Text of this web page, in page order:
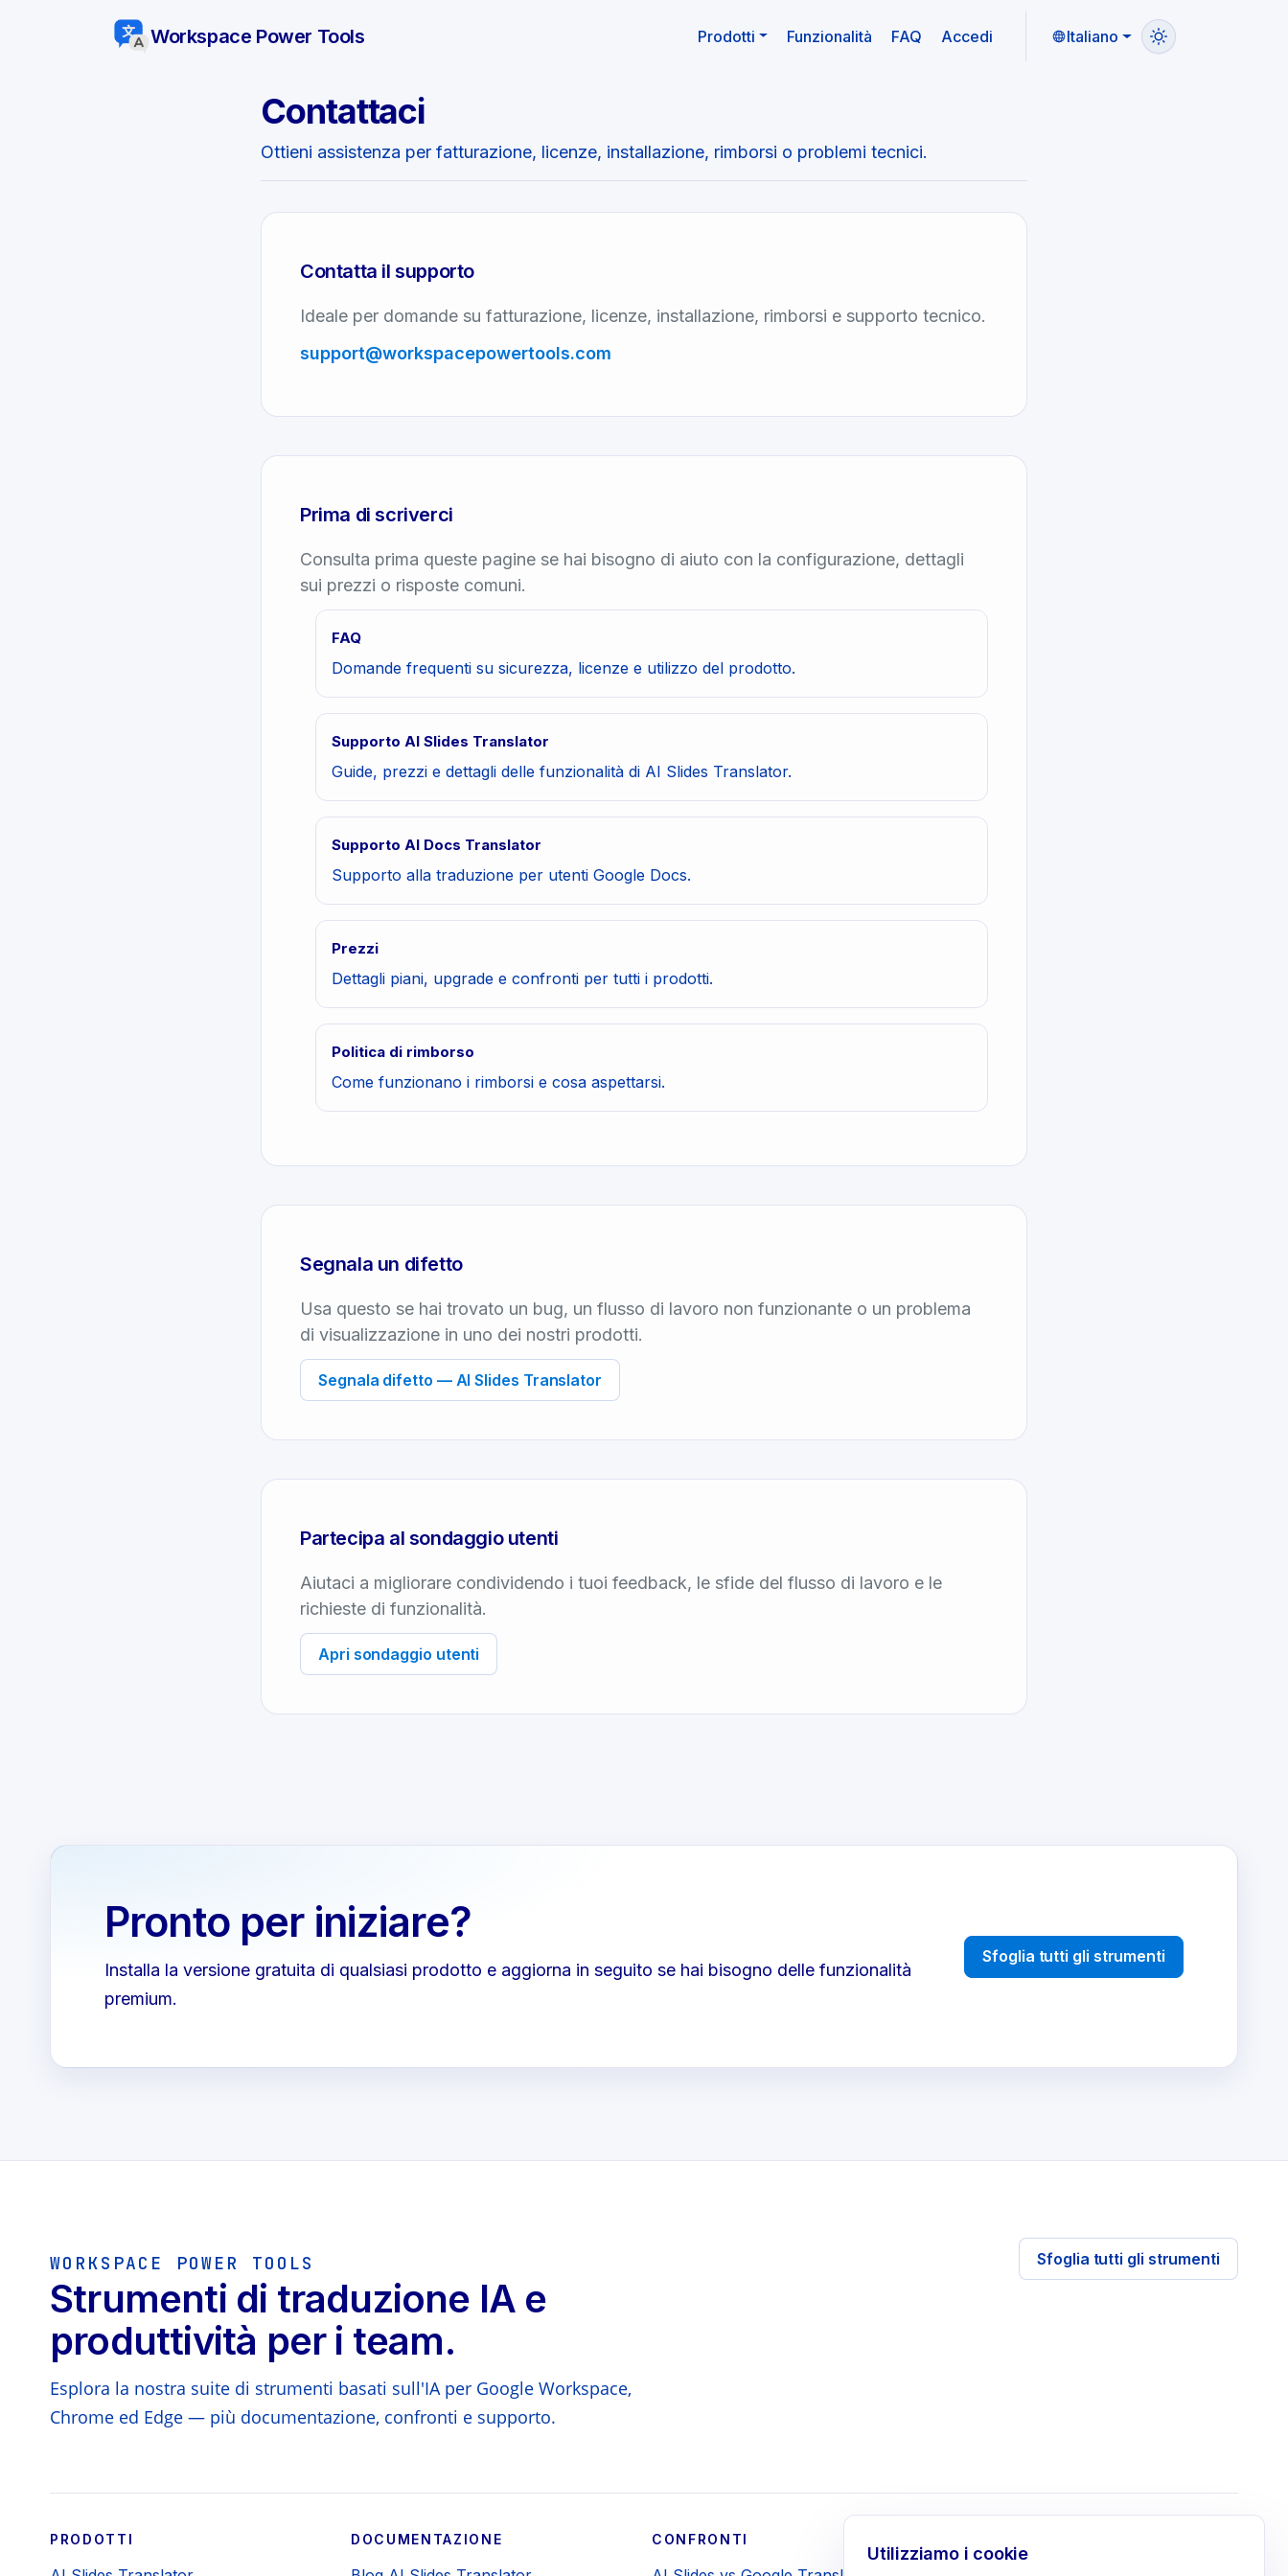
Workspace Power Tools Prodotti Funzionalità FAQ Accedi Italiano
Contattaci
Ottieni assistenza per fatturazione, licenze, installazione, rimborsi o problemi tecnici.
Contatta il supporto
Ideale per domande su fatturazione, licenze, installazione, rimborsi e supporto tecnico.
support@workspacepowertools.com
Prima di scriverci
Consulta prima queste pagine se hai bisogno di aiuto con la configurazione, dettagli
sui prezzi o risposte comuni.
FAQ
Domande frequenti su sicurezza, licenze e utilizzo del prodotto.
Supporto AI Slides Translator
Guide, prezzi e dettagli delle funzionalità di AI Slides Translator.
Supporto AI Docs Translator
Supporto alla traduzione per utenti Google Docs.
Prezzi
Dettagli piani, upgrade e confronti per tutti i prodotti.
Politica di rimborso
Come funzionano i rimborsi e cosa aspettarsi.
Segnala un difetto
Usa questo se hai trovato un bug, un flusso di lavoro non funzionante o un problema
di visualizzazione in uno dei nostri prodotti.
Segnala difetto — AI Slides Translator
Partecipa al sondaggio utenti
Aiutaci a migliorare condividendo i tuoi feedback, le sfide del flusso di lavoro e le
richieste di funzionalità.
Apri sondaggio utenti
Pronto per iniziare?
Installa la versione gratuita di qualsiasi prodotto e aggiorna in seguito se hai bisogno delle funzionalità
premium.
Sfoglia tutti gli strumenti
WORKSPACE POWER TOOLS
Strumenti di traduzione IA e
produttività per i team.
Esplora la nostra suite di strumenti basati sull'IA per Google Workspace,
Chrome ed Edge — più documentazione, confronti e supporto.
Sfoglia tutti gli strumenti
PRODOTTI DOCUMENTAZIONE CONFRONTI
Utilizziamo i cookie